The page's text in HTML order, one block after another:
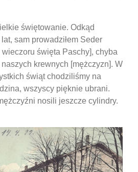
świętowanie. Odkąd
sam prowadziłem Seder
wieczoru święta Paschy], chyba
naszych krewnych [mężczyzn]. W
świąt chodziliśmy na
wszyscy pięknie ubrani.
nosili jeszcze cylindry.